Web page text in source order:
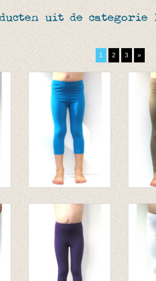
uit de categorie
1 2 3 »
turquoise
van € 4,75
tot € 9,50
van €
tot €